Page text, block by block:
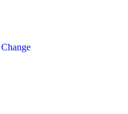
Change